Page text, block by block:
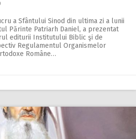
a Sfântului Sinod din ultima zi a lunii
Părinte Patriarh Daniel, a prezentat
editurii Institutului Biblic şi de
Regulamentul Organismelor
Române…